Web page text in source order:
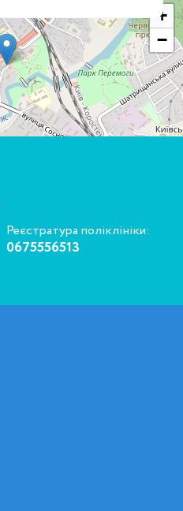
+
−
Реєстратура поліклініки:
0675556513